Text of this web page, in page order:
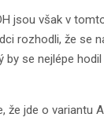
jsou však v
rozhodli, že se
by se nejlépe
že jde o variantu